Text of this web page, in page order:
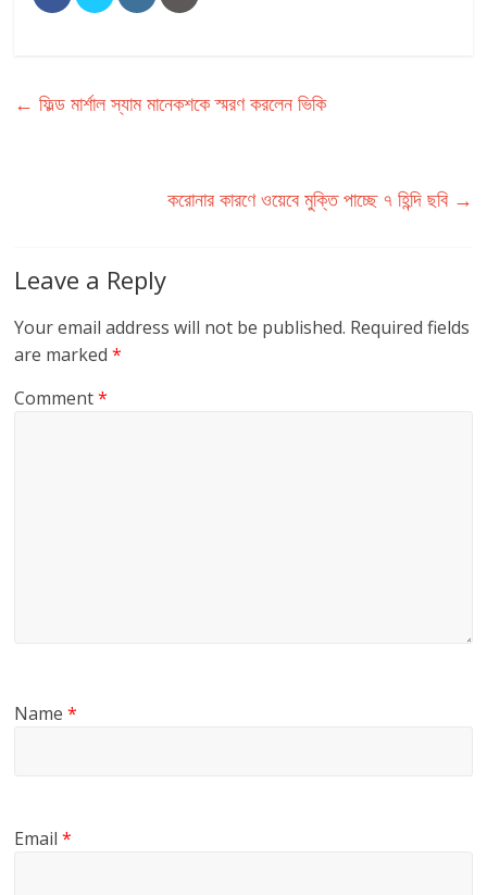
← ফিল্ড মার্শাল স্যাম মানেকশকে স্মরণ করলেন ভিকি
করোনার কারণে ওয়েবে মুক্তি পাচ্ছে ৭ হিন্দি ছবি →
Leave a Reply
Your email address will not be published. Required fields
are marked*
Comment*
Name*
Email*